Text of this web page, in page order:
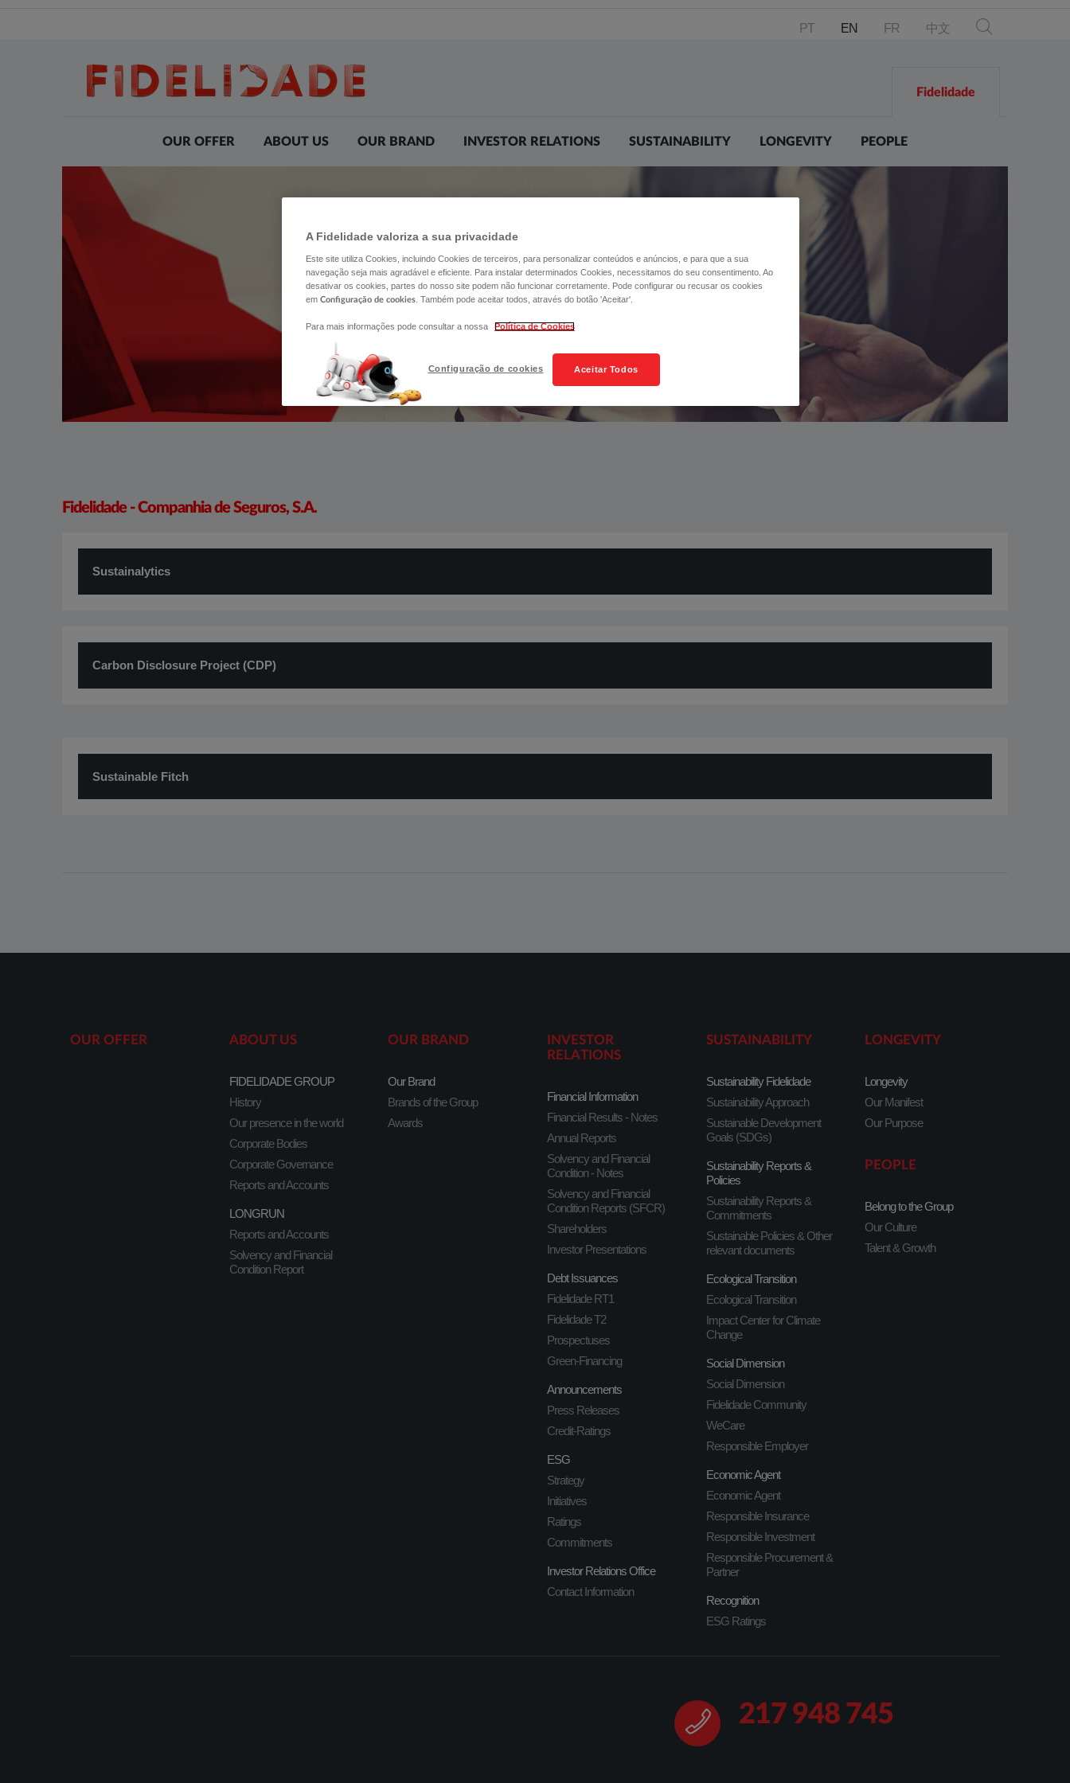
PT EN FR 中文
Fidelidade
OUR OFFER ABOUT US OUR BRAND INVESTOR RELATIONS SUSTAINABILITY LONGEVITY PEOPLE
ESG RATINGS
​Fidelidade - Companhia de Seguros, S.A.
​Sustainalytics
Carbon Disclosure Project (CDP)
Sustainable Fitch
OUR OFFER ABOUT US
FIDELIDADE GROUP
History
Our presence in the world
Corporate Bodies
Corporate Governance
Reports and Accounts
LONGRUN
Reports and Accounts
Solvency and Financial
Condition Report
OUR BRAND
Our Brand
Brands of the Group
Awards
INVESTOR
RELATIONS
Financial Information
Financial Results - Notes
Annual Reports
Solvency and Financial
Condition - Notes
Solvency and Financial
Condition Reports (SFCR)
Shareholders
Investor Presentations
Debt Issuances
Fidelidade RT1
Fidelidade T2
Prospectuses
Green-Financing
Announcements
Press Releases
Credit-Ratings
ESG
Strategy
Initiatives
Ratings
Commitments
Investor Relations Office
Contact Information
SUSTAINABILITY
Sustainability Fidelidade
Sustainability Approach
Sustainable Development
Goals (SDGs)
Sustainability Reports &
Policies
Sustainability Reports &
Commitments
Sustainable Policies & Other
relevant documents
Ecological Transition
Ecological Transition
Impact Center for Climate
Change
Social Dimension
Social Dimension
Fidelidade Community
WeCare
Responsible Employer
Economic Agent
Economic Agent
Responsible Insurance
Responsible Investment
Responsible Procurement &
Partner
Recognition
ESG Ratings
LONGEVITY
Longevity
Our Manifest
Our Purpose
PEOPLE
Belong to the Group
Our Culture
Talent & Growth
217 948 745
A Fidelidade valoriza a sua privacidade
Este site utiliza Cookies, incluindo Cookies de terceiros, para personalizar conteúdos e anúncios, e para que a sua
navegação seja mais agradável e eficiente. Para instalar determinados Cookies, necessitamos do seu consentimento. Ao
desativar os cookies, partes do nosso site podem não funcionar corretamente. Pode configurar ou recusar os cookies
em Configuração de cookies . Também pode aceitar todos, através do botão 'Aceitar'.
Para mais informações pode consultar a nossa Política de Cookies
Aceitar Todos
Configuração de cookies